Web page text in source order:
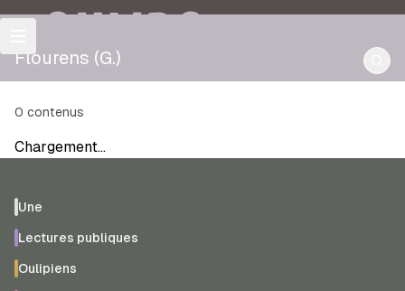
OULIPO
Flourens (G.)
0 contenus
Chargement…
Une
Lectures publiques
Oulipiens